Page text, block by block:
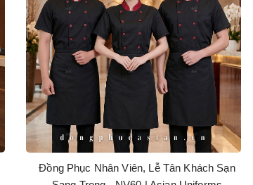
Đồng Phục Nhân Viên, Lễ Tân Khách Sạn